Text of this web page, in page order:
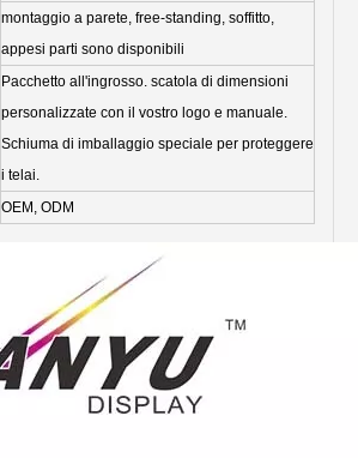
montaggio a parete, free-standing, soffitto,
appesi parti sono disponibili
Pacchetto all'ingrosso. scatola di dimensioni
personalizzate con il vostro logo e manuale.
Schiuma di imballaggio speciale per proteggere
i telai.
OEM, ODM